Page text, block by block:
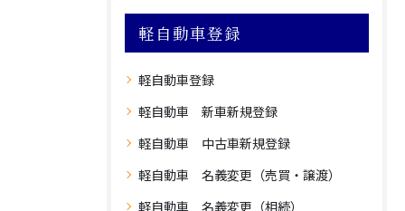
軽自動車登録
軽自動車登録
軽自動車 新車新規登録
軽自動車 中古車新規登録
軽自動車 名義変更（売買・譲渡）
軽自動車 名義変更（相続）